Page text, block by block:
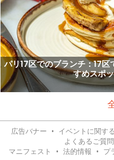
パリ17区でのブランチ：17
すめスポ
広告バナー • イベントに関す
よくあるご質
マニフェスト
• 法的情報 • プ